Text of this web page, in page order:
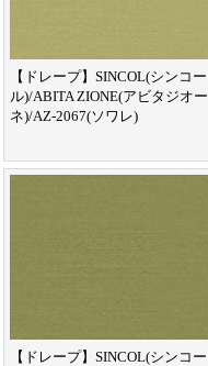
【ドレープ】SINCOL(シンコー
ル)/ABITA ZIONE(アビタジオー
ネ)/AZ-2067(ソワレ)
【ドレープ】SINCOL(シンコー